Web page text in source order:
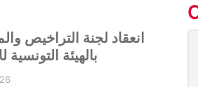
انعقاد لجنة التراخيص
بالهيئة التونسية